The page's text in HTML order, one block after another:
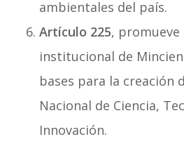
ambientales del país.
Artículo 225,
institucional de
bases para la creación
Nacional de Ciencia,
Innovación.